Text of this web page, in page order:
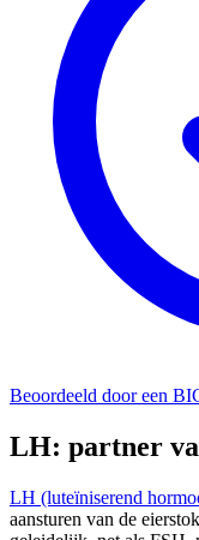
Beoordeeld door een
LH: partner
LH (luteïniserend
aansturen van de